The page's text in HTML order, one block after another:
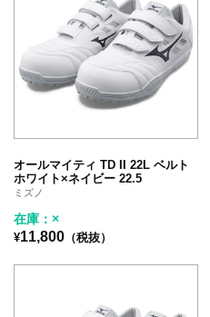
オールマイティ TD II 22L ベルト
ホワイト×ネイビー 22.5
ミズノ
在庫：×
¥11,800 （税抜）